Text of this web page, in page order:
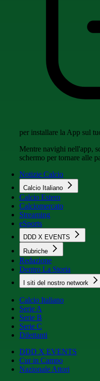
per installare la App sul
Mentre navighi nell'app,
schermo per tornare alle
Notizie Calcio
Calcio Italiano
Calcio Estero
Calciomercato
Streaming
eSports
DDD X EVENTS
Rubriche
Redazione
Dentro La Storia
I siti del nostro network
Calcio Italiano
Serie A
Serie B
Serie C
Dilettanti
DDD X EVENTS
Cur in Campo
Nazionale Attori